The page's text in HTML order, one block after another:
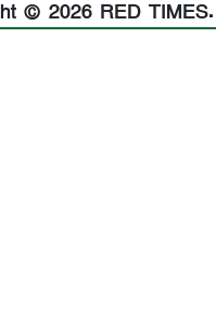
© 2026 RED